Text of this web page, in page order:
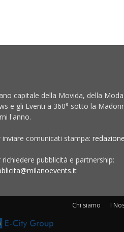
capitale della Movida, della
e gli Eventi a 360° sotto la
l'anno.
inviare comunicati stampa:
richiedere pubblicità e partnership:
Chi siamo I